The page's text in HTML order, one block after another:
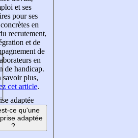
et ses
pour ses
en
recrutement,
et de
de
en
de handicap.
savoir plus,
cet article.
adaptée
ce qu'une
adaptée
?